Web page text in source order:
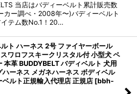
当店はバディーベルト累計販売数
カー調べ・2008年〜)バディーベルト
テム数No.1！20…
ト ハーネス 2号 ファイヤーボール
ワロフスキークリスタル付 小型犬 ペ
本革 BUDDYBELT バディベルト 犬用
ハーネス メガネハーネス ボディベル
ベルト正規輸入代理店 正規店 [bbh-